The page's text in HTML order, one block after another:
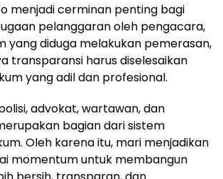
menjadi cerminan penting bagi
pelanggaran oleh pengacara,
yang diduga melakukan pemerasan,
transparansi harus diselesaikan
yang adil dan profesional.
advokat, wartawan, dan
bagian dari sistem
Oleh karena itu, mari menjadikan
momentum untuk membangun